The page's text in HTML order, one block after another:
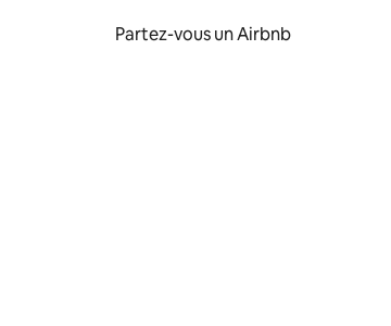
Partez-vous un Airbnb